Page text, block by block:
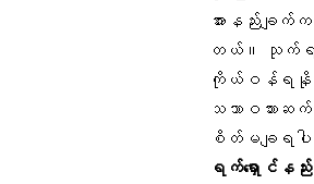
အားနည်းခ
တယ်။ သုက်ရည်က
ကိုယ်ဝန်ရနို
သဘာဝသားဆက်
စိတ်မချရပ
ရက်‌ရှောင်န